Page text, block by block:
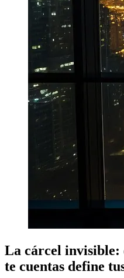
La cárcel invisible:
te cuentas define